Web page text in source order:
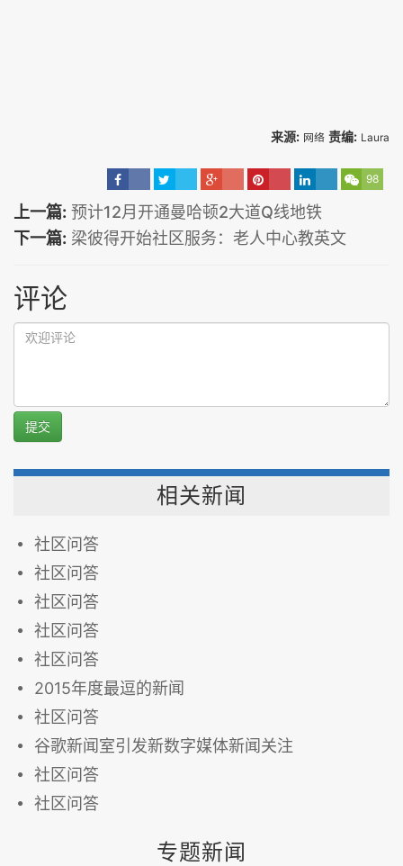
来源: 网络 责编: Laura
98
上一篇: 预计12月开通曼哈顿2大道Q线地铁
下一篇: 梁彼得开始社区服务：老人中心教英文
评论
提交
相关新闻
社区问答
社区问答
社区问答
社区问答
社区问答
2015年度最逗的新闻
社区问答
谷歌新闻室引发新数字媒体新闻关注
社区问答
社区问答
专题新闻